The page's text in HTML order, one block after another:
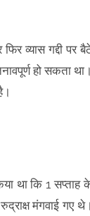
व्यास गद्दी पर
हो सकता
था कि 1 सप्ताह
मंगवाई गए